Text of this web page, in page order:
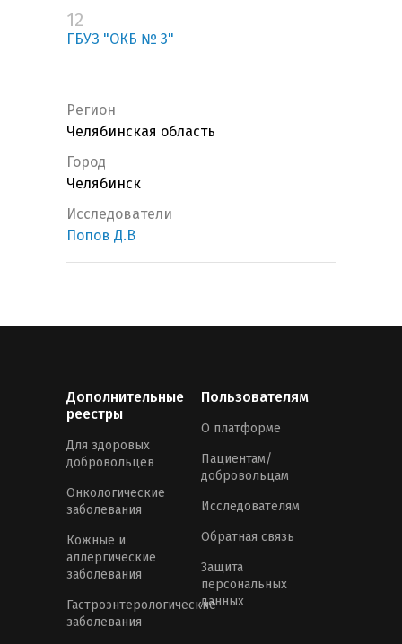
12
ГБУЗ "ОКБ № 3"
Регион
Челябинская область
Город
Челябинск
Исследователи
Попов Д.В
Дополнительные
реестры
Для здоровых
добровольцев
Онкологические
заболевания
Кожные и
аллергические
заболевания
Гастроэнтерологические
заболевания
Пользователям
О платформе
Пациентам/
добровольцам
Исследователям
Обратная связь
Защита
персональных
данных